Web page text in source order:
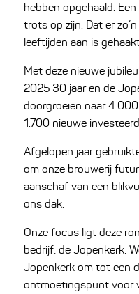
hebben opgehaald.
trots op zijn. Dat er
leeftijden aan is
Met deze nieuwe
2025 30 jaar en de
doorgroeien naar
1.700 nieuwe
Afgelopen jaar
om onze brouwerij
aanschaf van een
ons dak.
Onze focus ligt deze
bedrijf: de Jopenkerk.
Jopenkerk om tot een
ontmoetingspunt voor